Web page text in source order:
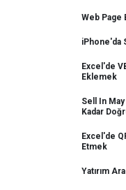
Web Page
iPhone'da
Excel'de
Eklemek
Sell In
Kadar
Excel'de
Etmek
Yatırım